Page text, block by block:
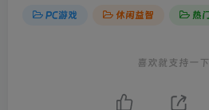
PC游戏 休闲益智 热
喜欢就支持一